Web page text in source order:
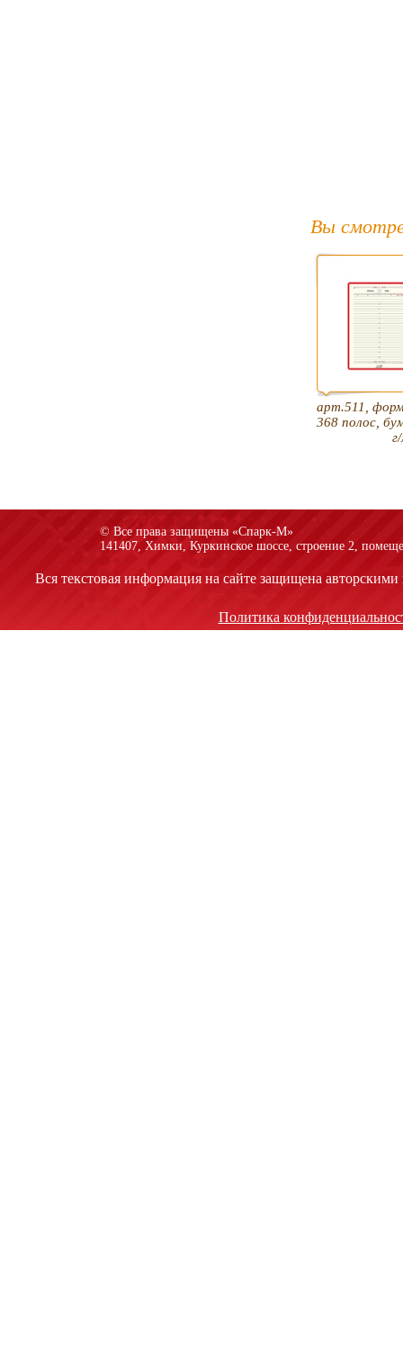
Вы
арт.511,
368 полос,
© Все права защищены «Спарк-M»
141407, Химки, Куркинское шоссе, строение 2,
Вся текстовая информация на сайте защищена
Политика